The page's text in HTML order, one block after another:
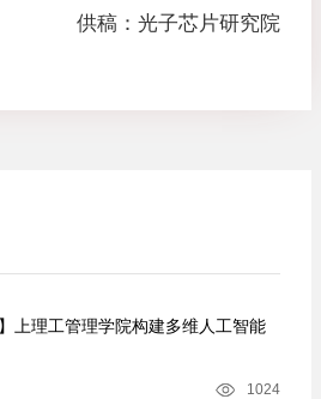
供稿：光子芯片研究院
上理工管理学院构建多维人工智能
1024